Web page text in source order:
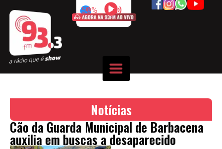
50%
Notícias
Cão da Guarda Municipal de Barbacena
auxilia em buscas a desaparecido